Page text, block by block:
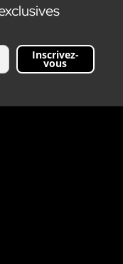
Inscrivez-
vous